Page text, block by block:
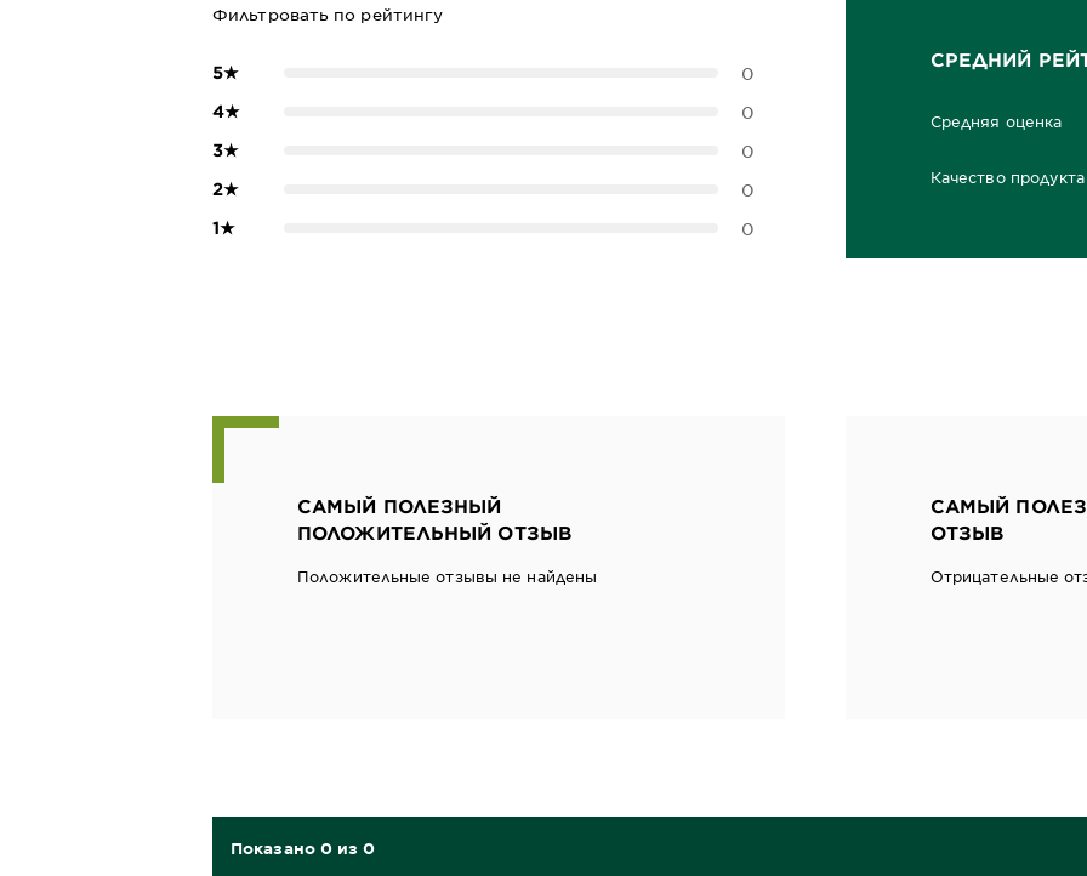
Фильтровать по рейтингу
5★ 0
4★ 0
3★ 0
2★ 0
1★ 0
СРЕДНИЙ
Средняя оценка
0,0 out of 5 stars
Качество продукта
0,0 out of 5 stars
САМЫЙ ПОЛЕЗНЫЙ
ПОЛОЖИТЕЛЬНЫЙ ОТЗЫВ
Положительные отзывы не найдены
САМЫЙ
ОТЗЫВ
Отрицательные
Показано 0 из 0